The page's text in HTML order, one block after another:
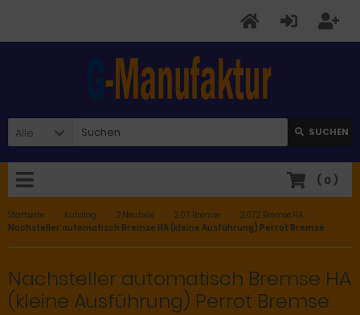
Alle SUCHEN
( 0 )
Startseite Katalog 2.Neuteile 2.07. Bremse
2.07.2 Bremse HA
Nachsteller automatisch Bremse HA (kleine Ausführung) Perrot Bremse
Nachsteller automatisch Bremse HA
(kleine Ausführung) Perrot Bremse